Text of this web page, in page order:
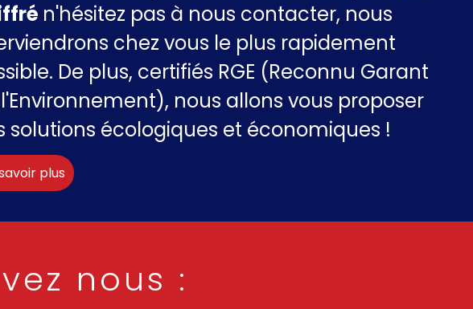
n'hésitez pas à nous contacter, nous
chez vous le plus rapidement
De plus, certifiés RGE (Reconnu Garant
nous allons vous proposer
solutions écologiques et économiques !
plus
nous :